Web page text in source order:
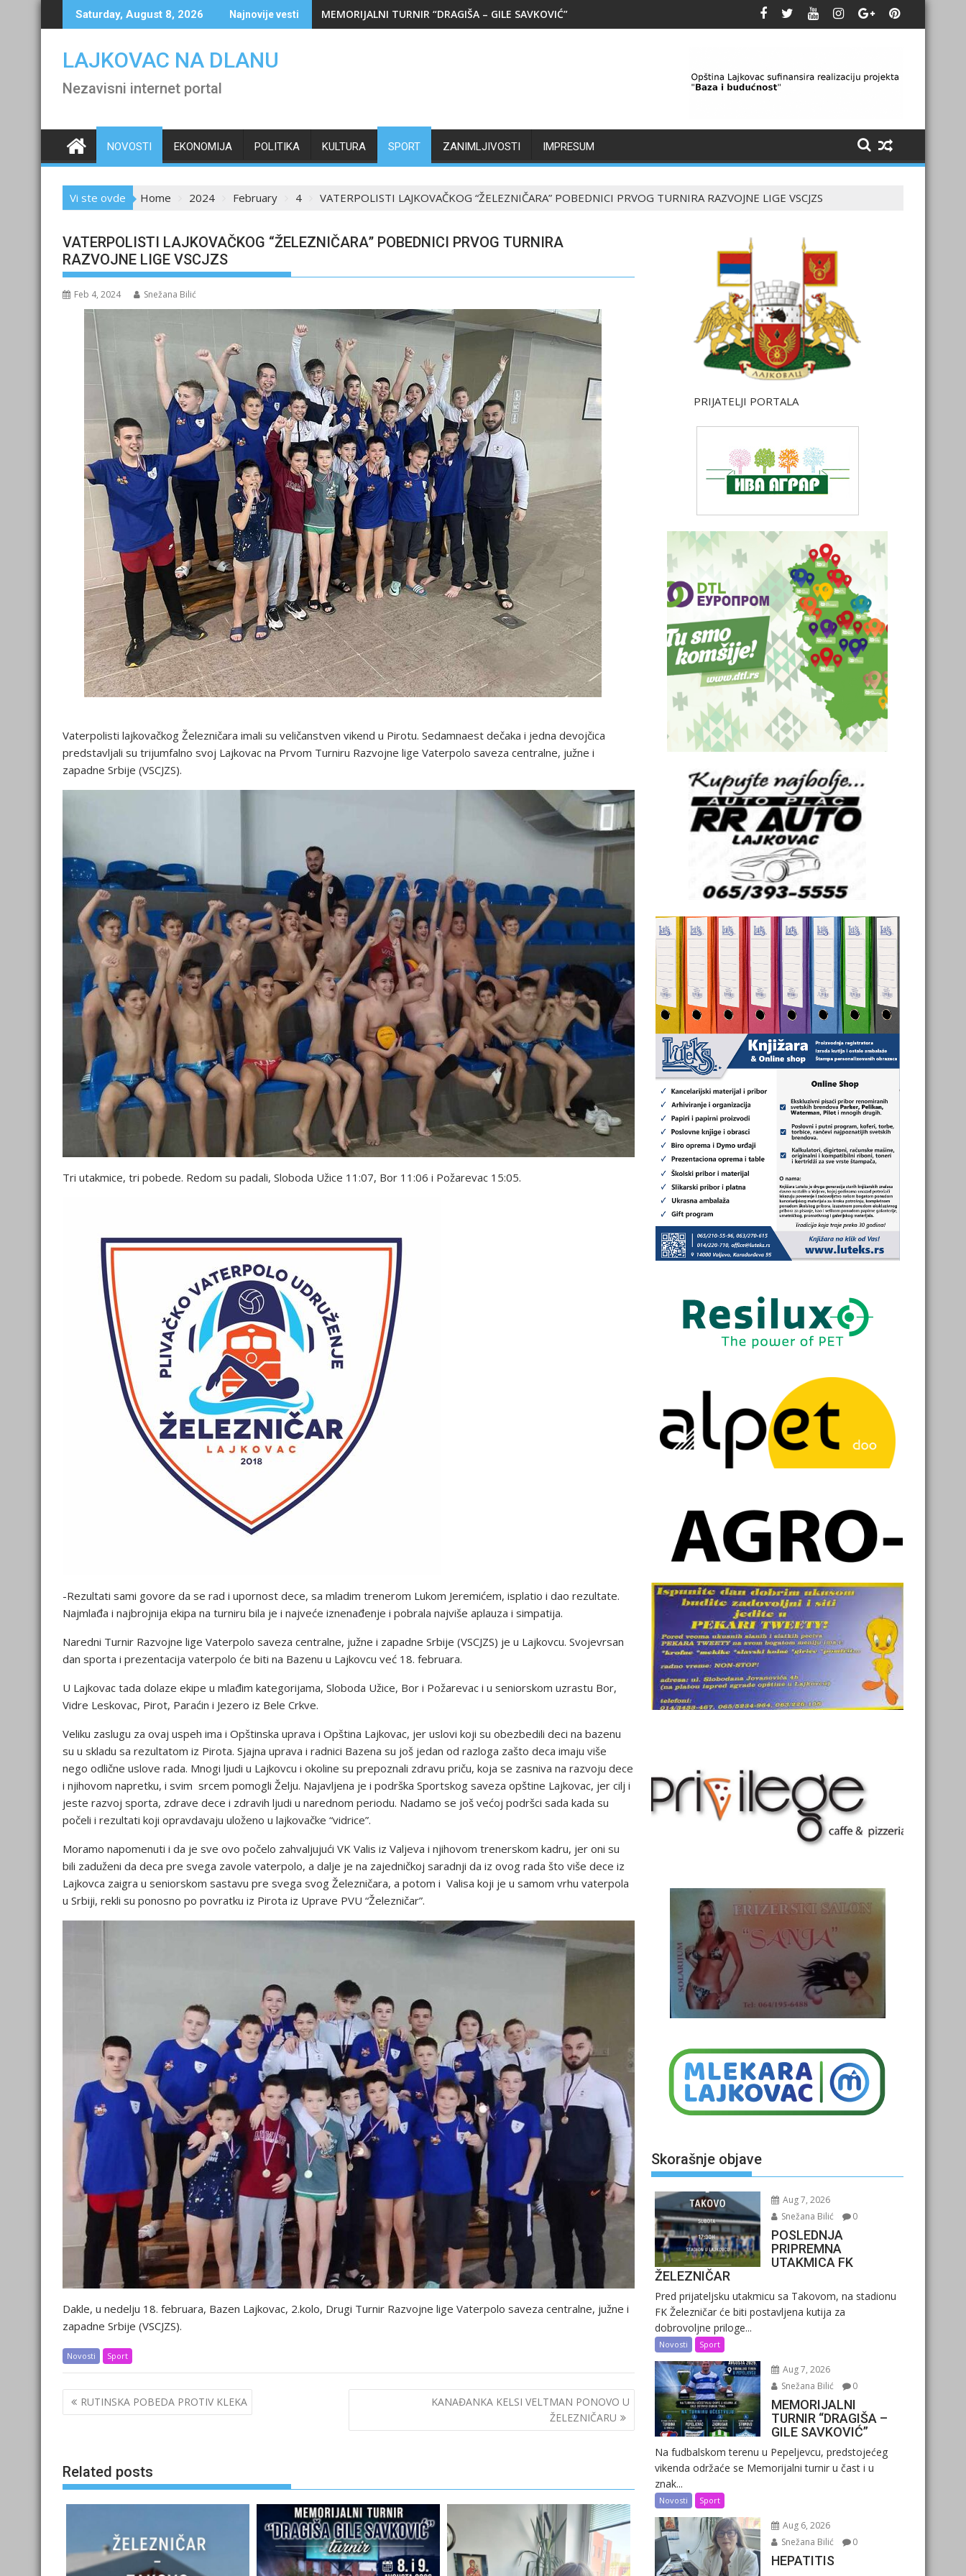
to
Saturday, August 8, 2026 Najnovije vesti MEMORIJALNI TURNIR “DRAGIŠA – GILE SAVKOVIĆ”
LAJKOVAC NA DLANU
Nezavisni internet portal
NOVOSTI EKONOMIJA POLITIKA KULTURA SPORT ZANIMLJIVOSTI IMPRESUM
Vi ste ovde Home 2024 February 4 VATERPOLISTI LAJKOVAČKOG “ŽELEZNIČARA” POBEDNICI PRVOG TURNIRA RAZVOJNE LIGE VSCJZS
VATERPOLISTI LAJKOVAČKOG “ŽELEZNIČARA” POBEDNICI PRVOG TURNIRA
RAZVOJNE LIGE VSCJZS
Feb 4, 2024 Snežana Bilić
Vaterpolisti lajkovačkog Železničara imali su veličanstven vikend u Pirotu. Sedamnaest dečaka i jedna devojčica
predstavljali su trijumfalno svoj Lajkovac na Prvom Turniru Razvojne lige Vaterpolo saveza centralne, južne i
zapadne Srbije (VSCJZS).
Tri utakmice, tri pobede. Redom su padali, Sloboda Užice 11:07, Bor 11:06 i Požarevac 15:05.
-Rezultati sami govore da se rad i upornost dece, sa mladim trenerom Lukom Jeremićem, isplatio i dao rezultate.
Najmlađa i najbrojnija ekipa na turniru bila je i najveće iznenađenje i pobrala najviše aplauza i simpatija.
Naredni Turnir Razvojne lige Vaterpolo saveza centralne, južne i zapadne Srbije (VSCJZS) je u Lajkovcu. Svojevrsan
dan sporta i prezentacija vaterpolo će biti na Bazenu u Lajkovcu već 18. februara.
U Lajkovac tada dolaze ekipe u mlađim kategorijama, Sloboda Užice, Bor i Požarevac i u seniorskom uzrastu Bor,
Vidre Leskovac, Pirot, Paraćin i Jezero iz Bele Crkve.
Veliku zaslugu za ovaj uspeh ima i Opštinska uprava i Opština Lajkovac, jer uslovi koji su obezbedili deci na bazenu
su u skladu sa rezultatom iz Pirota. Sjajna uprava i radnici Bazena su još jedan od razloga zašto deca imaju više
nego odlične uslove rada. Mnogi ljudi u Lajkovcu i okoline su prepoznali zdravu priču, koja se zasniva na razvoju dece
i njihovom napretku, i svim srcem pomogli Želju. Najavljena je i podrška Sportskog saveza opštine Lajkovac, jer cilj i
jeste razvoj sporta, zdrave dece i zdravih ljudi u narednom periodu. Nadamo se još većoj podršci sada kada su
počeli i rezultati koji opravdavaju uloženo u lajkovačke “vidrice”.
Moramo napomenuti i da je sve ovo počelo zahvaljujući VK Valis iz Valjeva i njihovom trenerskom kadru, jer oni su
bili zaduženi da deca pre svega zavole vaterpolo, a dalje je na zajedničkoj saradnji da iz ovog rada što više dece iz
Lajkovca zaigra u seniorskom sastavu pre svega svog Železničara, a potom i Valisa koji je u samom vrhu vaterpola
u Srbiji, rekli su ponosno po povratku iz Pirota iz Uprave PVU “Železničar”.
Dakle, u nedelju 18. februara, Bazen Lajkovac, 2.kolo, Drugi Turnir Razvojne lige Vaterpolo saveza centralne, južne i
zapadne Srbije (VSCJZS).
Novosti Sport
Post
navigation
RUTINSKA POBEDA PROTIV KLEKA
KANAĐANKA KELSI VELTMAN PONOVO U
ŽELEZNIČARU
Related posts
PRIJATELJI PORTALA
Skorašnje objave
Aug 7, 2026
Snežana Bilić
0
POSLEDNJA
PRIPREMNA
UTAKMICA FK
ŽELEZNIČAR
Pred prijateljsku utakmicu sa Takovom, na stadionu
FK Železničar će biti postavljena kutija za
dobrovoljne priloge...
Novosti Sport
Aug 7, 2026
Snežana Bilić
0
MEMORIJALNI
TURNIR “DRAGIŠA –
GILE SAVKOVIĆ”
Na fudbalskom terenu u Pepeljevcu, predstojećeg
vikenda održaće se Memorijalni turnir u čast i u
znak...
Novosti Sport
Aug 6, 2026
Snežana Bilić
0
HEPATITIS